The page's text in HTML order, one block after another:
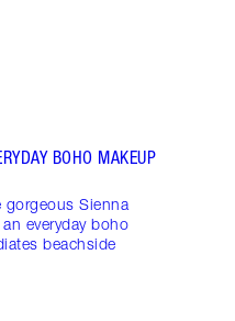
BOHO MAKEUP
Sienna
everyday boho
beachside